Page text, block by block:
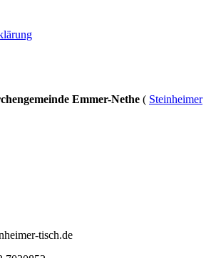
Emmer-Nethe ( Steinheimer
tisch.de